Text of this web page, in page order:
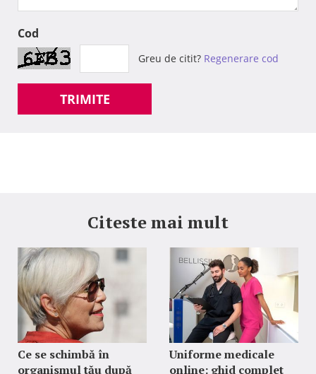
Cod
Greu de citit? Regenerare cod
TRIMITE
Citeste mai mult
Ce se schimbă în
organismul tău după
Uniforme medicale
online: ghid complet